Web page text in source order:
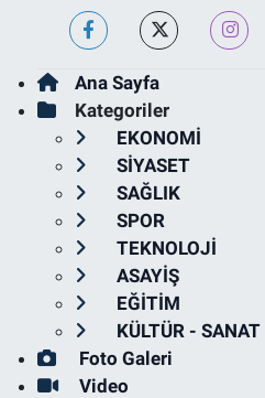
Ana Sayfa
Kategoriler
EKONOMİ
SİYASET
SAĞLIK
SPOR
TEKNOLOJİ
ASAYİŞ
EĞİTİM
KÜLTÜR - SANAT
Foto Galeri
Video